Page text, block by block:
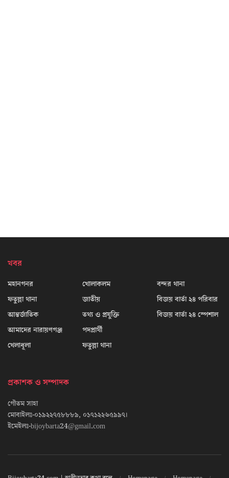
খবর
মহানগনর
ফতুল্লা থানা
আন্তর্জাতিক
আমাদের নারায়ণগঞ্জ
খেলাধূলা
খোলাকলম
জাতীয়
তথ্য ও প্রযুক্তি
পদপ্রার্থী
ফতুল্লা থানা
বন্দর থানা
বিজয় বার্তা ২৪ পরিবার
বিজয় বার্তা ২৪ স্পেশাল
প্রকাশক ও সম্পাদক
গৌতম সাহা
মোবাইলঃ-০১৯২২৭৫৮৮৮৯, ০১৭১২২৬৫৯৯৭।
ইমেইলঃ-bijoybarta24@gmail.com